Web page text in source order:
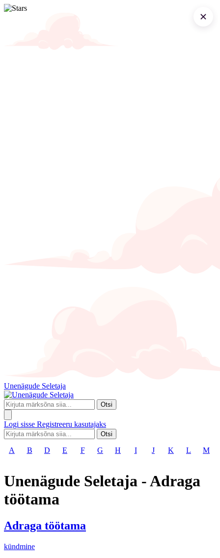
Unenägude Seletaja
Otsi
Logi sisse Registreeru kasutajaks
Otsi
A B D E F G H I J K L M
Unenägude Seletaja - Adraga
töötama
Adraga töötama
kündmine